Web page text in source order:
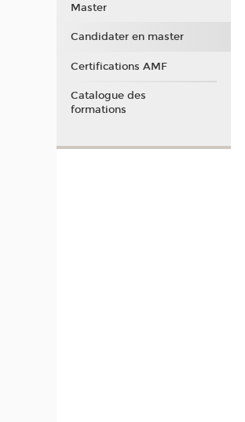
Master
Candidater en master
Certifications AMF
Catalogue des
formations